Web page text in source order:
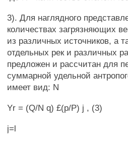
3). Для наглядного
количествах загрязняющих
из различных источников, а
отдельных рек и различных
предложен и рассчитан для
суммарной удельной
имеет вид: N
Yr = (Q/N q) £(р/Р) j , (3)
j=l